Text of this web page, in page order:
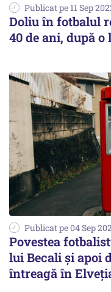
Publicat pe 11 Sep
Doliu în fotbalul
40 de ani, după
Publicat pe 04 Sep
Povestea
lui Becali și apoi
întreagă în